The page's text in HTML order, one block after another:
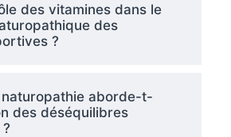
des vitamines dans le
des
?
naturopathie aborde-t-
des déséquilibres